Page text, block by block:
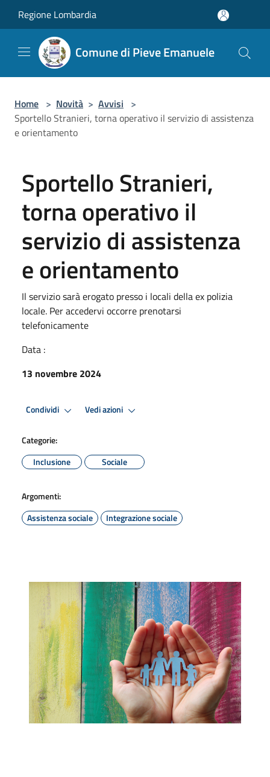
Regione Lombardia
Comune di Pieve Emanuele
Home > Novità > Avvisi >
Sportello Stranieri, torna operativo il servizio di assistenza
e orientamento
Sportello Stranieri,
torna operativo il
servizio di assistenza
e orientamento
Il servizio sarà erogato presso i locali della ex polizia
locale. Per accedervi occorre prenotarsi
telefonicamente
Data :
13 novembre 2024
Condividi Vedi azioni
Categorie:
Inclusione
Sociale
Argomenti:
Assistenza sociale
Integrazione sociale